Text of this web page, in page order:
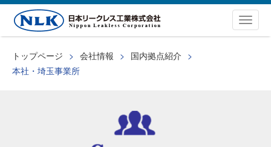
トップページ 会社情報
国内拠点紹介
本社・埼玉事業所